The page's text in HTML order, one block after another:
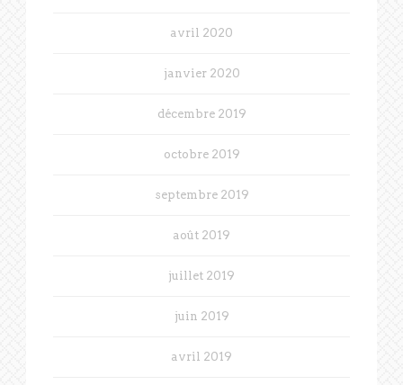
avril 2020
janvier 2020
décembre 2019
octobre 2019
septembre 2019
août 2019
juillet 2019
juin 2019
avril 2019